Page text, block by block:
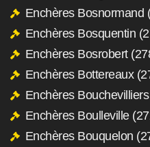
Enchères Bosnormand
Enchères Bosquentin
Enchères Bosrobert
Enchères Bottereaux
Enchères
Enchères Boulleville
Enchères Bouquelon